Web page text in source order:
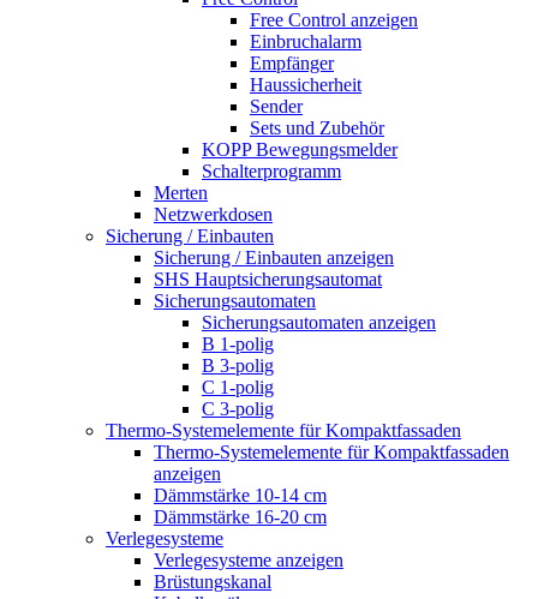
Free Control anzeigen
Einbruchalarm
Empfänger
Haussicherheit
Sender
Sets und Zubehör
KOPP Bewegungsmelder
Schalterprogramm
Merten
Netzwerkdosen
Sicherung / Einbauten
Sicherung / Einbauten anzeigen
SHS Hauptsicherungsautomat
Sicherungsautomaten
Sicherungsautomaten anzeigen
B 1-polig
B 3-polig
C 1-polig
C 3-polig
Thermo-Systemelemente für Kompaktfassaden
Thermo-Systemelemente für Kompaktfassaden
anzeigen
Dämmstärke 10-14 cm
Dämmstärke 16-20 cm
Verlegesysteme
Verlegesysteme anzeigen
Brüstungskanal